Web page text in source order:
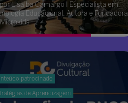
Lisalba Camargo I Especialista em
Educacional, Autora e Fundadora
patrocinado
de Aprendizagem